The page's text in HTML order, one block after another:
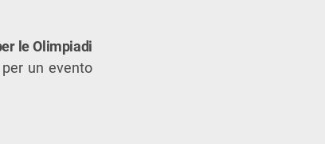
le Olimpiadi
un evento